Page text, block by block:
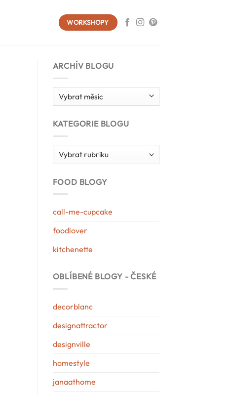
WORKSHOPY
ARCHÍV BLOGU
blogu
KATEGORIE BLOGU
Kategorie
blogu
FOOD BLOGY
call-me-cupcake
foodlover
kitchenette
OBLÍBENÉ BLOGY - ČESKÉ
decorblanc
designattractor
designville
homestyle
janaathome